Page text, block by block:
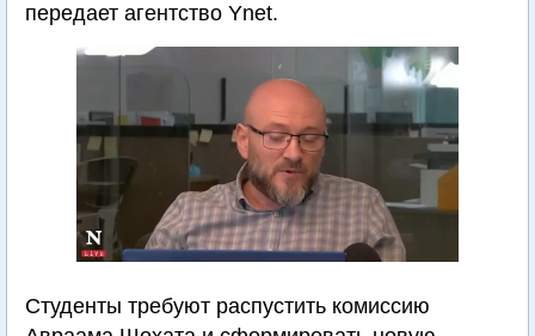
передает агентство Ynet.
Студенты требуют распустить комиссию